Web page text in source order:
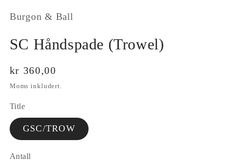
Burgon & Ball
SC Håndspade (Trowel)
Vanlig
pris
kr 360,00
Moms inkludert.
Title
GSC/TROW
Antall